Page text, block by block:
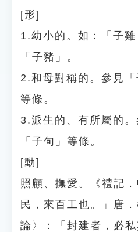
[形]
1.幼小的。如：「子雞
「子豬」。
2.和母對稱的。參見「
等條。
3.派生的、有所屬的。
「子句」等條。
[動]
照顧、撫愛。《禮記
民，來百工也。」唐
論〉：「封建者，必私